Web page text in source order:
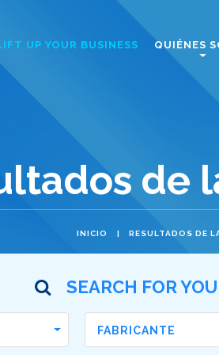
de
INICIO RESULTADOS DE
SEARCH FOR
FABRICANTE
principale
UP YOUR BUSINESS QUIÉNES